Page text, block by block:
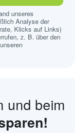
unseres
Analyse der
Klicks auf Links)
z. B. über den
und beim